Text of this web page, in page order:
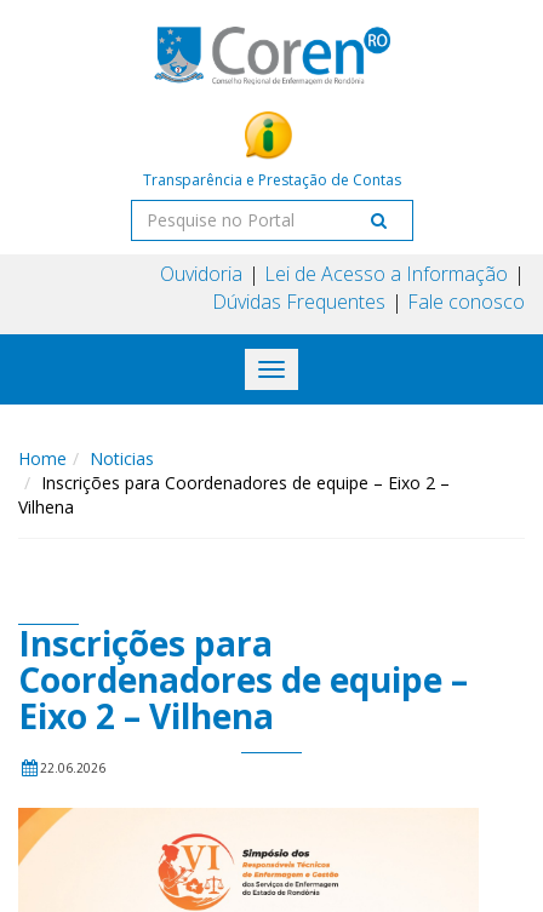
Transparência e Prestação de Contas
Ouvidoria
Lei de Acesso a Informação
Dúvidas Frequentes
Fale conosco
Toggle
navigation
Home
Noticias
Inscrições para Coordenadores de equipe – Eixo 2 –
Vilhena
Inscrições para
Coordenadores de equipe –
Eixo 2 – Vilhena
22.06.2026